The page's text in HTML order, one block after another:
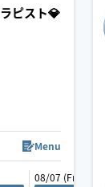
ピスト💎
)
スパ
Menu
08/07 (Fri)